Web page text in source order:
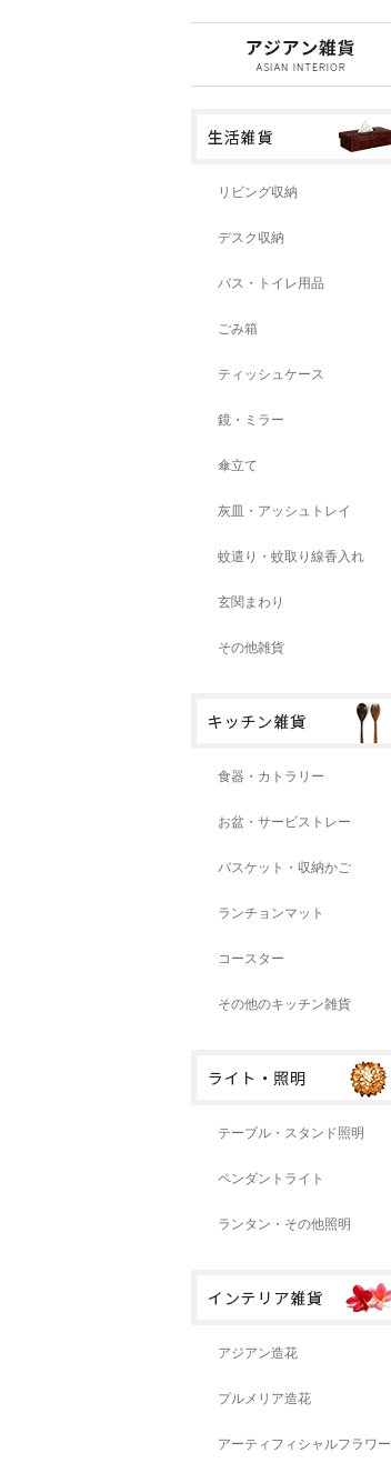
リビング収納
デスク収納
バス・トイレ用品
ごみ箱
ティッシュケース
鏡・ミラー
傘立て
灰皿・アッシュトレイ
蚊遣り・蚊取り線香入れ
玄関まわり
その他雑貨
食器・カトラリー
お盆・サービストレー
バスケット・収納かご
ランチョンマット
コースター
その他のキッチン雑貨
テーブル・スタンド照明
ペンダントライト
ランタン・その他照明
アジアン造花
プルメリア造花
アーティフィシャルフラワー